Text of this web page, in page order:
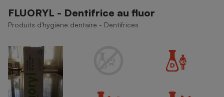
FLUORYL - Dentifrice au fluor
Produits d'hygiène dentaire - Dentifrices